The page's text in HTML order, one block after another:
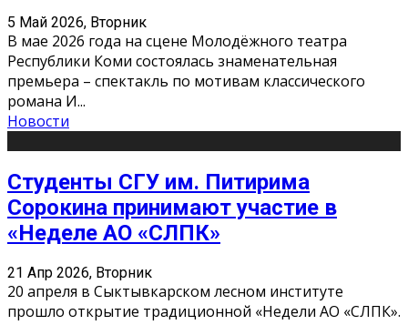
5 Май 2026, Вторник
В мае 2026 года на сцене Молодёжного театра
Республики Коми состоялась знаменательная
премьера – спектакль по мотивам классического
романа И...
Новости
Студенты СГУ им. Питирима
Сорокина принимают участие в
«Неделе АО «СЛПК»
21 Апр 2026, Вторник
20 апреля в Сыктывкарском лесном институте
прошло открытие традиционной «Недели АО «СЛПК».